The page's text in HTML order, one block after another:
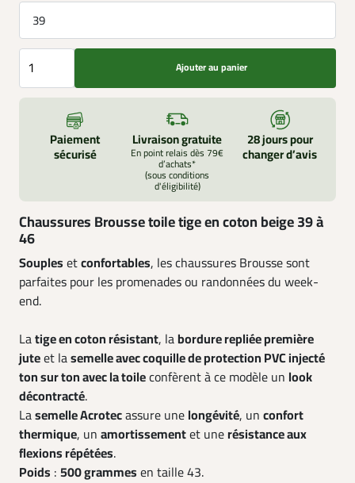
39
Ajouter au panier
Paiement
sécurisé
Livraison gratuite
En point relais dès 79€
d’achats*
(sous conditions
d'éligibilité)
28 jours pour
changer d’avis
Chaussures Brousse toile tige en coton beige 39 à
46
Souples etconfortables, les chaussures Brousse sont
parfaites pour les promenades ou randonnées du week-
end.
Latige en coton résistant, labordure repliée première
juteet lasemelle avec coquille de protection PVC injecté
ton sur ton avec la toileconfèrent à ce modèle un look
décontracté.
Lasemelle Acrotecassure une longévité, un confort
thermique, un amortissementet unerésistance aux
flexions répétées.
Poids : 500 grammes en taille 43.